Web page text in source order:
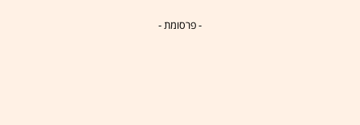
- פרסומת -